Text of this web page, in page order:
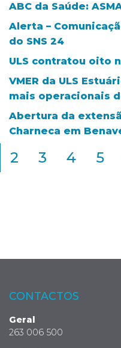
ABC da Saúde:
Alerta –
do SNS 24
ULS contratou oito
VMER da ULS
mais operacionais
Abertura da
Charneca em
2 3 4 5
CONTACTOS
Geral
263 006 500